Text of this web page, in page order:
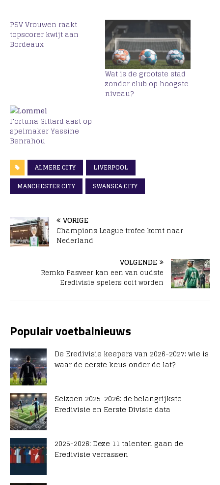
PSV Vrouwen raakt
topscorer kwijt aan
Bordeaux
Wat is de grootste stad
zonder club op hoogste
niveau?
Fortuna Sittard aast op
spelmaker Yassine
Benrahou
ALMERE CITY
LIVERPOOL
MANCHESTER CITY
SWANSEA CITY
VORIGE
Champions League trofee komt naar
Nederland
VOLGENDE
Remko Pasveer kan een van oudste
Eredivisie spelers ooit worden
Populair voetbalnieuws
De Eredivisie keepers van 2026-2027: wie is
waar de eerste keus onder de lat?
Seizoen 2025-2026: de belangrijkste
Eredivisie en Eerste Divisie data
2025-2026: Deze 11 talenten gaan de
Eredivisie verrassen